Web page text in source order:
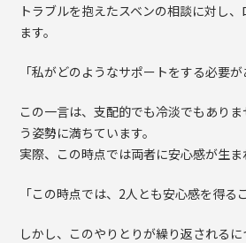
トラブルを抱えたスベンの相談に対し
ます。
「私がどのようなサポートをする必要が
この一言は、支配的でも冷淡でもあり
う姿勢に満ちています。
実際、この時点では両者に安心感が生ま
「この時点では、2人とも安心感を得る
しかし、このやりとりが繰り返される